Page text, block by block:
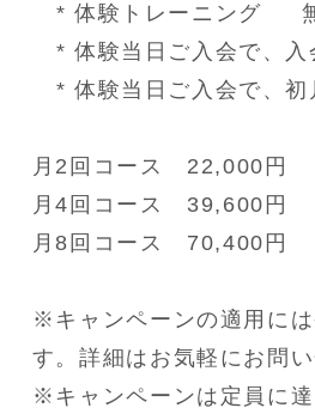
* 体験トレーニング 　
* 体験当日ご入会で、
* 体験当日ご入会で、
月2回コース　22,000円
月4回コース　39,600円
月8回コース　70,400円
※キャンペーンの適用には
す。詳細はお気軽にお問
※キャンペーンは定員に